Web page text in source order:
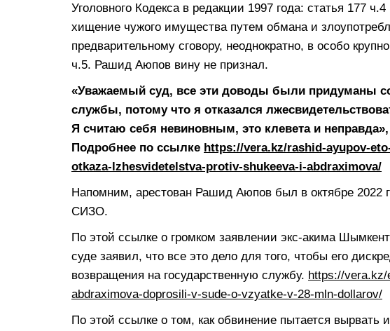
Уголовного Кодекса в редакции 1997 года: статья 177
хищение чужого имущества путем обмана и
предварительному сговору, неоднократно, в особо
ч.5. Рашид Аюпов вину не признал.
«Уважаемый суд, все эти доводы были придуманы
службы, потому что я отказался
Я считаю себя невиновным, это клевета и
Подробнее по ссылке https://vera.kz/rashid-ayupov-
otkaza-lzhesvidetelstva-protiv-shukeeva-i-abdraximova/
Напомним, арестован Рашид Аюпов был в октябре 2022
СИЗО.
По этой ссылке о громком заявлении экс-акима
суде заявил, что все это дело для того, чтобы его
возвращения на государственную службу. https://
abdraximova-doprosili-v-sude-o-vzyatke-v-28-mln-dollarov/
По этой ссылке о том, как обвинение пытается вырвать